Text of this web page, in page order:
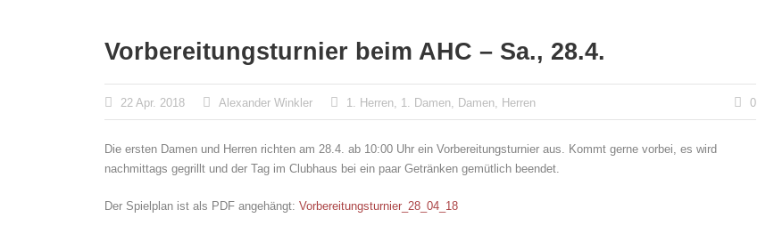
Vorbereitungsturnier beim AHC – Sa., 28.4.
22 Apr. 2018 Alexander Winkler 1. Herren, 1. Damen, Damen, Herren 0
Die ersten Damen und Herren richten am 28.4. ab 10:00 Uhr ein Vorbereitungsturnier aus. Kommt gerne vorbei, es wird
nachmittags gegrillt und der Tag im Clubhaus bei ein paar Getränken gemütlich beendet.
Der Spielplan ist als PDF angehängt: Vorbereitungsturnier_28_04_18